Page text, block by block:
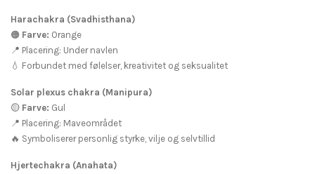
Harachakra (Svadhisthana)
🟠 Farve: Orange
📍 Placering: Under navlen
💧 Forbundet med følelser, kreativitet og seksualitet
Solar plexus chakra (Manipura)
🟡 Farve: Gul
📍 Placering: Maveområdet
🔥 Symboliserer personlig styrke, vilje og selvtillid
Hjertechakra (Anahata)